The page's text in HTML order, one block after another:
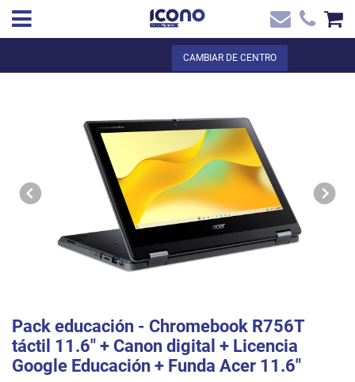
VER LA CESTA
ES ✖
Inicio
CAMBIAR DE CENTRO
Pack educación - Chromebook R756T
táctil 11.6" + Canon digital + Licencia
Google Educación + Funda Acer 11.6"